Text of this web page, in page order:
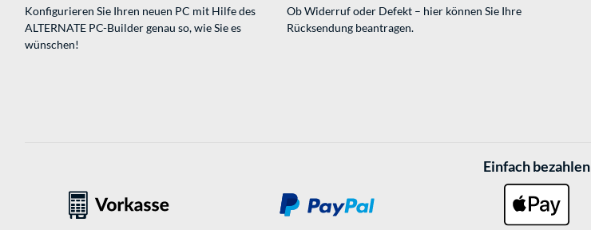
Konfigurieren Sie Ihren neuen PC mit Hilfe des
ALTERNATE PC-Builder genau so, wie Sie es
wünschen!
Ob Widerruf oder Defekt – hier können Sie Ihre
Rücksendung beantragen.
Einfach bezahlen